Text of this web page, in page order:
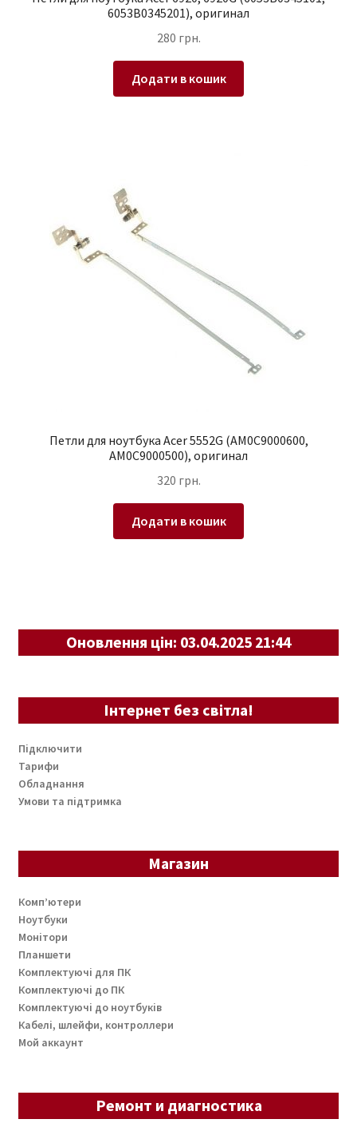
6053B0345201), оригинал
280 грн.
Додати в кошик
Петли для ноутбука Acer 5552G (AM0C9000600,
AM0C9000500), оригинал
320 грн.
Додати в кошик
Оновлення цін: 03.04.2025 21:44
Інтернет без світла!
Підключити
Тарифи
Обладнання
Умови та підтримка
Магазин
Комп’ютери
Ноутбуки
Монітори
Планшети
Комплектуючі для ПК
Комплектуючі до ПК
Комплектуючі до ноутбуків
Кабелі, шлейфи, контроллери
Мой аккаунт
Ремонт и диагностика